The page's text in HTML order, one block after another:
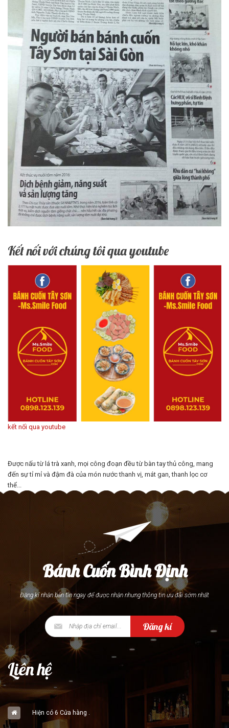
Kết nối với chúng tôi qua youtube
kết nối qua youtube
Được nấu từ lá trà xanh, mọi công đoạn đều từ bàn tay thủ công, mang
đến sự tỉ mỉ và đậm đà của món nước thanh vị, mát gan, thanh lọc cơ
thể...
Bánh Cuốn Bình Định
Đăng kí nhận bản tin ngay để được nhận nhưng thông tin ưu đãi sớm nhất
Đăng kí
Liên hệ
Hiện có 6 Cửa hàng .